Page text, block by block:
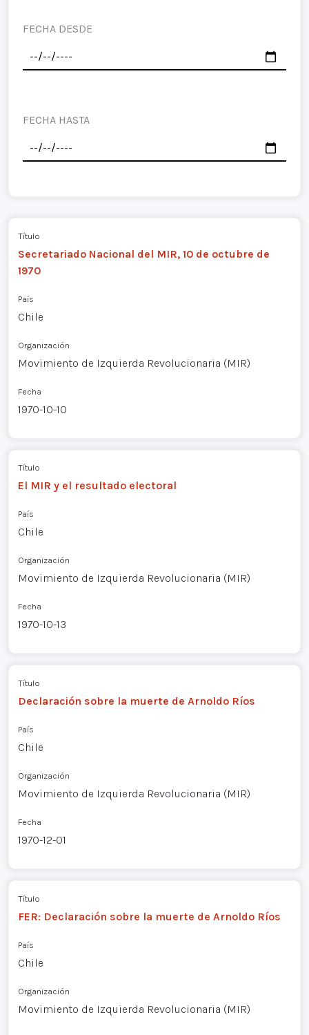
FECHA DESDE
FECHA HASTA
Título
Secretariado Nacional del MIR, 10 de octubre de
1970
País
Chile
Organización
Movimiento de Izquierda Revolucionaria (MIR)
Fecha
1970-10-10
Título
El MIR y el resultado electoral
País
Chile
Organización
Movimiento de Izquierda Revolucionaria (MIR)
Fecha
1970-10-13
Título
Declaración sobre la muerte de Arnoldo Ríos
País
Chile
Organización
Movimiento de Izquierda Revolucionaria (MIR)
Fecha
1970-12-01
Título
FER: Declaración sobre la muerte de Arnoldo Ríos
País
Chile
Organización
Movimiento de Izquierda Revolucionaria (MIR)